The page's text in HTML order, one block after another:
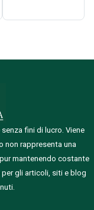
fini di lucro. Viene
non rappresenta una
mantenendo costante
gli articoli, siti e blog